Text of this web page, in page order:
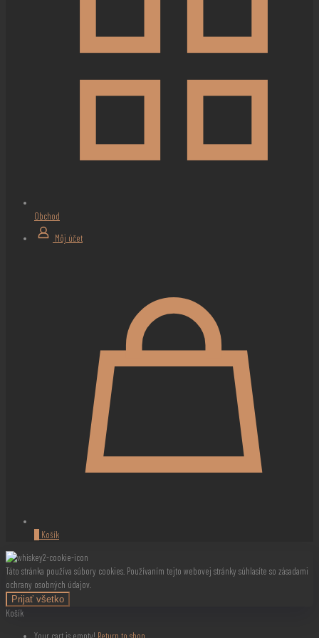
Obchod
Môj účet
Košík
Táto stránka používa súbory cookies. Používaním tejto webovej stránky súhlasíte so zásadami
ochrany osobných údajov.
Prijať všetko
Košík
Your cart is empty! Return to shop